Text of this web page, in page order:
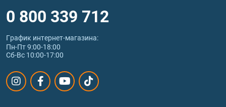
0 800 339 712
График интернет‑магазина:
Пн-Пт 9:00-18:00
Сб-Вс 10:00-17:00